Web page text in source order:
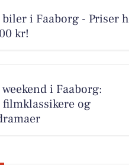
i Faaborg - Priser
kr!
i Faaborg:
og